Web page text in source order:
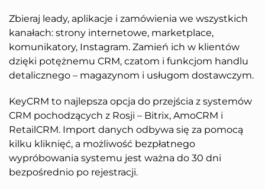
Zbieraj leady, aplikacje i zamówienia we wszystkich
kanałach: strony internetowe, marketplace,
komunikatory, Instagram. Zamień ich w klientów
dzięki potężnemu CRM, czatom i funkcjom handlu
detalicznego – magazynom i usługom dostawczym.
KeyCRM to najlepsza opcja do przejścia z systemów
CRM pochodzących z Rosji – Bitrix, AmoCRM i
RetailCRM. Import danych odbywa się za pomocą
kilku kliknięć, a możliwość bezpłatnego
wypróbowania systemu jest ważna do 30 dni
bezpośrednio po rejestracji.